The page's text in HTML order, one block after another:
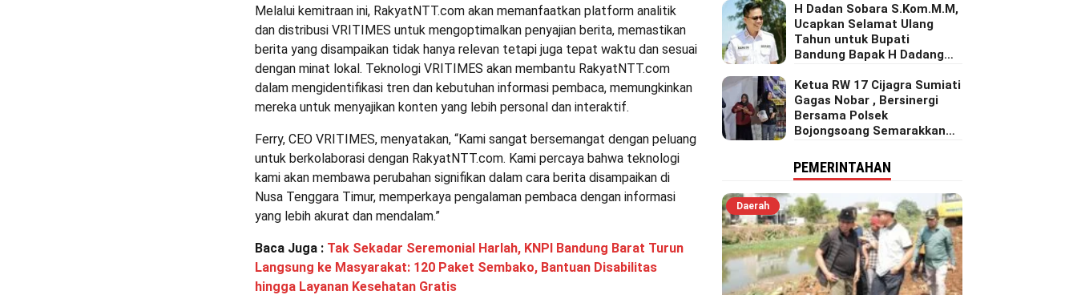
Melalui kemitraan ini, RakyatNTT.com akan memanfaatkan platform analitik
dan distribusi VRITIMES untuk mengoptimalkan penyajian berita, memastikan
berita yang disampaikan tidak hanya relevan tetapi juga tepat waktu dan sesuai
dengan minat lokal. Teknologi VRITIMES akan membantu RakyatNTT.com
dalam mengidentifikasi tren dan kebutuhan informasi pembaca, memungkinkan
mereka untuk menyajikan konten yang lebih personal dan interaktif.
Ferry, CEO VRITIMES, menyatakan, “Kami sangat bersemangat dengan peluang
untuk berkolaborasi dengan RakyatNTT.com. Kami percaya bahwa teknologi
kami akan membawa perubahan signifikan dalam cara berita disampaikan di
Nusa Tenggara Timur, memperkaya pengalaman pembaca dengan informasi
yang lebih akurat dan mendalam.”
Baca Juga : Tak Sekadar Seremonial Harlah, KNPI Bandung Barat Turun
Langsung ke Masyarakat: 120 Paket Sembako, Bantuan Disabilitas
hingga Layanan Kesehatan Gratis
H Dadan Sobara S.Kom.M.M,
Ucapkan Selamat Ulang
Tahun untuk Bupati
Bandung Bapak H Dadang
Ketua RW 17 Cijagra Sumiati
Gagas Nobar , Bersinergi
Bersama Polsek
Bojongsoang Semarakkan
PEMERINTAHAN
Daerah